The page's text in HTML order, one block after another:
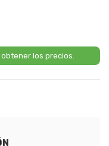
los precios.